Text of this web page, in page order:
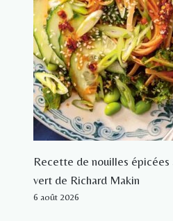
Recette de nouilles épicées
vert de Richard Makin
6 août 2026